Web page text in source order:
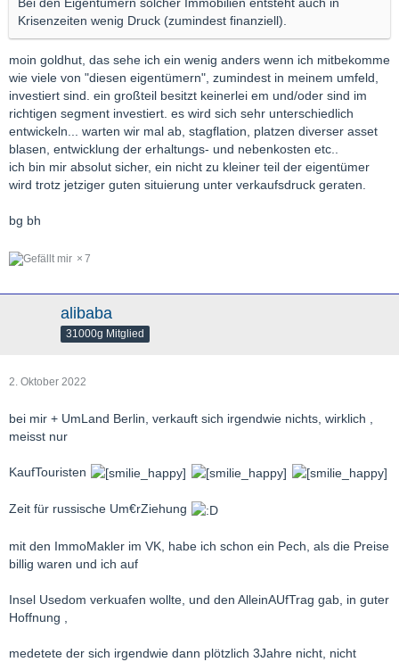
Krisenzeiten wenig Druck (zumindest finanziell).
moin goldhut, das sehe ich ein wenig anders wenn ich mitbekomme
wie viele von "diesen eigentümern", zumindest in meinem umfeld,
investiert sind. ein großteil besitzt keinerlei em und/oder sind im
richtigen segment investiert. es wird sich sehr unterschiedlich
entwickeln... warten wir mal ab, stagflation, platzen diverser asset
blasen, entwicklung der erhaltungs- und nebenkosten etc..
ich bin mir absolut sicher, ein nicht zu kleiner teil der eigentümer
wird trotz jetziger guten situierung unter verkaufsdruck geraten.
bg bh
7
alibaba
31000g Mitglied
2. Oktober 2022
bei mir + UmLand Berlin, verkauft sich irgendwie nichts, wirklich ,
meisst nur
KaufTouristen
Zeit für russische Um€rZiehung
mit den ImmoMakler im VK, habe ich schon ein Pech, als die Preise
billig waren und ich auf
Insel Usedom verkuafen wollte, und den AlleinAUfTrag gab, in guter
Hoffnung ,
medetete der sich irgendwie dann plötzlich 3Jahre nicht, nicht